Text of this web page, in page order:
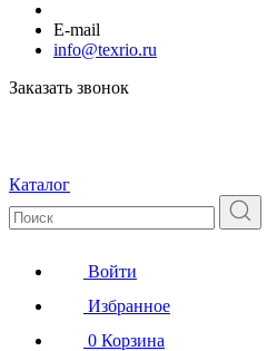
E-mail
info@texrio.ru
Заказать звонок
Каталог
Войти
Избранное
0 Корзина